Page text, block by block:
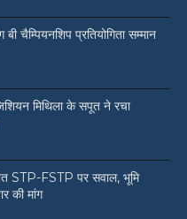
चैम्पियनशिप प्रतियोगिता सम्मान
मिथिला के सपूत ने रचा
STP-FSTP पर सवाल, भूमि
की मांग